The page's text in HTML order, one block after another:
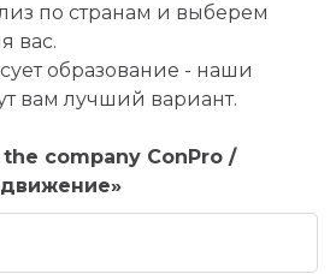
по странам и выберем
вас.
образование - наши
вам лучший вариант.
company СonPro /